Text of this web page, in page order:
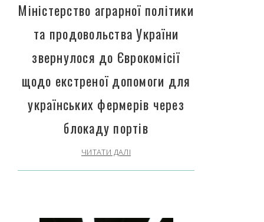
Міністерство аграрної політики
та продовольства України
звернулося до Єврокомісії
щодо екстреної допомоги для
українських фермерів через
блокаду портів
ЧИТАТИ ДАЛІ